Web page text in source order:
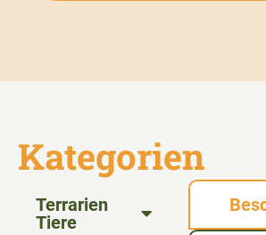
Kategorien
Terrarien
Tiere